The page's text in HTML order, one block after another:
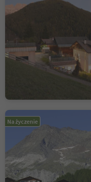
Na życzenie